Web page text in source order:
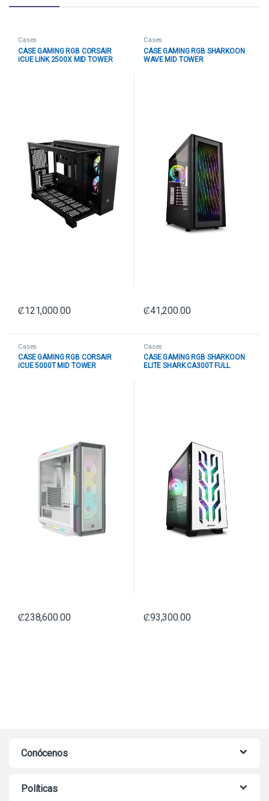
Cases
CASE GAMING RGB CORSAIR
iCUE LINK 2500X MID TOWER
₡121,000.00
Cases
CASE GAMING RGB SHARKOON
WAVE MID TOWER
₡41,200.00
Cases
CASE GAMING RGB CORSAIR
iCUE 5000T MID TOWER
₡238,600.00
Cases
CASE GAMING RGB SHARKOON
ELITE SHARK CA300T FULL
₡93,300.00
Conócenos
Políticas